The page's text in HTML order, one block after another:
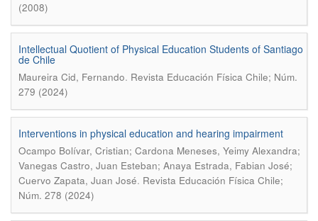
(2008)
Intellectual Quotient of Physical Education Students of Santiago
de Chile
Maureira Cid, Fernando. Revista Educación Física Chile; Núm.
279 (2024)
Interventions in physical education and hearing impairment
Ocampo Bolívar, Cristian; Cardona Meneses, Yeimy Alexandra;
Vanegas Castro, Juan Esteban; Anaya Estrada, Fabian José;
Cuervo Zapata, Juan José. Revista Educación Física Chile;
Núm. 278 (2024)